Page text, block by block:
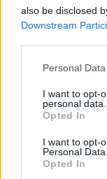
also be disclosed
Downstream
Please note that
not limited to your
grant or deny
use your data for
consent section.
Personal
I want to opt-
personal data.
Opted In
I want to opt-
Personal Data.
Opted In